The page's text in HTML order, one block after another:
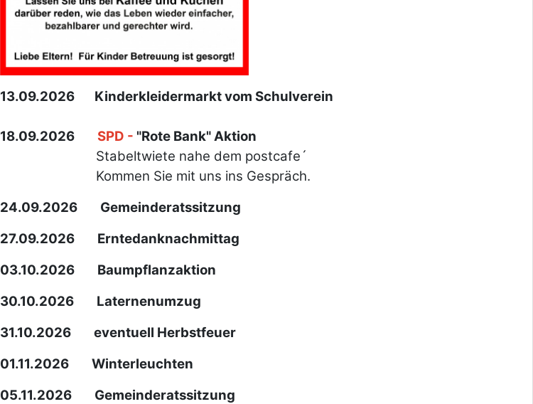
13.09.2026 Kinderkleidermarkt vom Schulverein
18.09.2026 SPD - "Rote Bank" Aktion
Stabeltwiete nahe dem postcafe´
Kommen Sie mit uns ins Gespräch.
24.09.2026 Gemeinderatssitzung
27.09.2026 Erntedanknachmittag
03.10.2026 Baumpflanzaktion
30.10.2026 Laternenumzug
31.10.2026 eventuell Herbstfeuer
01.11.2026 Winterleuchten
05.11.2026 Gemeinderatssitzung